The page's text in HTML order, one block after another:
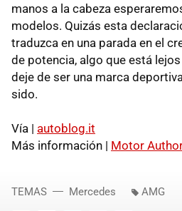
manos a la cabeza
modelos. Quizás esta
traduzca en una parada en el
de potencia, algo que está
deje de ser una marca
sido.
Vía | autoblog.it
Más información | Motor
TEMAS Mercedes AMG